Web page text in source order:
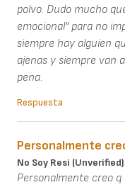
polvo. Dudo mucho
emocional" para no
siempre hay alguien
ajenas y siempre van
pena.
Respuesta
Personalmente
No Soy Resi (unverified)
Personalmente creo